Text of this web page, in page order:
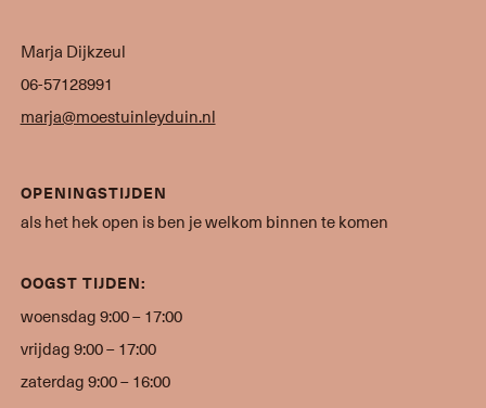
Marja Dijkzeul
06-57128991
marja@moestuinleyduin.nl
OPENINGSTIJDEN
als het hek open is ben je welkom binnen te komen
OOGST TIJDEN:
woensdag 9:00 – 17:00
vrijdag 9:00 – 17:00
zaterdag 9:00 – 16:00